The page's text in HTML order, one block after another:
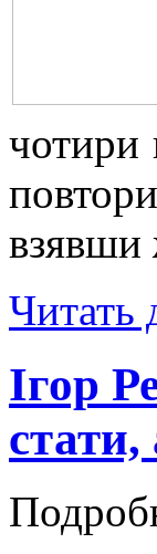
чотири
взявши
Читать
Ігор